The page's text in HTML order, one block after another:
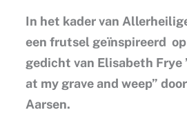
In het kader van
een frutsel geïnspireerd
gedicht van Elisabeth Frye
at my grave and weep”
Aarsen.